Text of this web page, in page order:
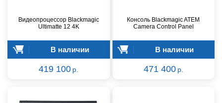
Видеопроцессор Blackmagic
Ultimatte 12 4K
В наличии
419 100 р.
Консоль Blackmagic ATEM
Camera Control Panel
В наличии
471 400 р.